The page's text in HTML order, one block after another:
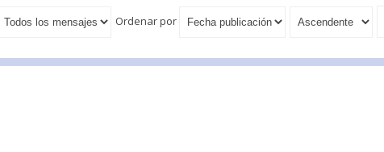
Ordenar por